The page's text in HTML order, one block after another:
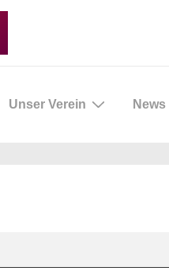
Unser Verein News